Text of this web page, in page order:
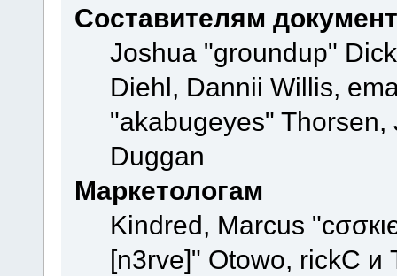
Составителям
Joshua "groundup"
Diehl, Dannii Willis,
"akabugeyes"
Duggan
Маркетологам
Kindred, Marcus
[n3rve]" Otowo, rickC и